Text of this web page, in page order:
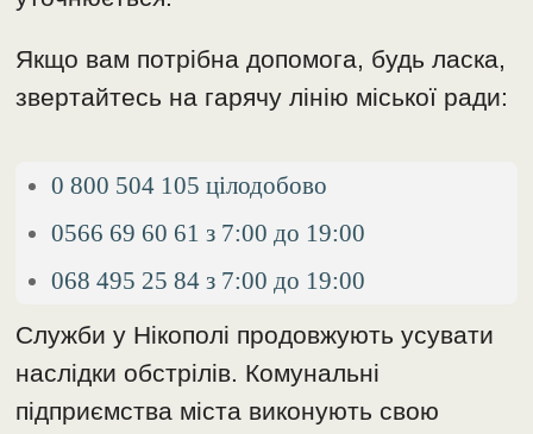
Якщо вам потрібна допомога, будь ласка,
звертайтесь на гарячу лінію міської ради:
0 800 504 105 цілодобово
0566 69 60 61 з 7:00 до 19:00
068 495 25 84 з 7:00 до 19:00
Служби у Нікополі продовжують усувати
наслідки обстрілів. Комунальні
підприємства міста виконують свою